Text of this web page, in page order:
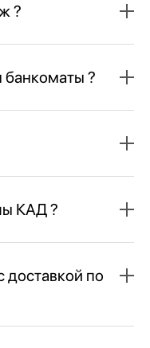
?
банкоматы ?
КАД ?
доставкой по